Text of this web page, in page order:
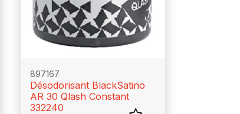
897167
Désodorisant BlackSatino
AR 30 Qlash Constant
332240